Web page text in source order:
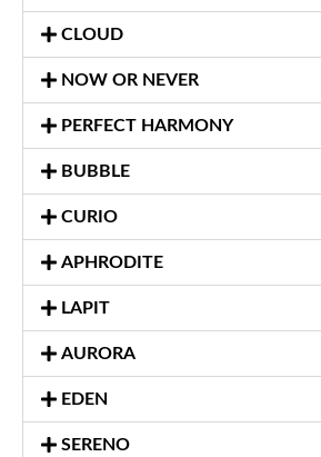
CLOUD
NOW OR NEVER
PERFECT HARMONY
BUBBLE
CURIO
APHRODITE
LAPIT
AURORA
EDEN
SERENO